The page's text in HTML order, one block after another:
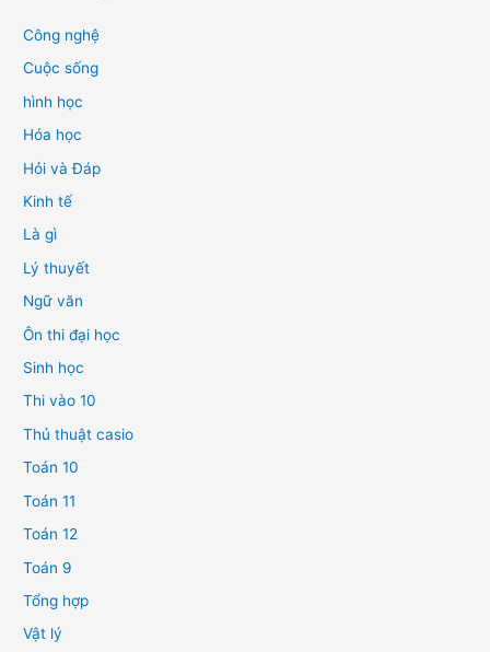
Công nghệ
Cuộc sống
hình học
Hóa học
Hỏi và Đáp
Kinh tế
Là gì
Lý thuyết
Ngữ văn
Ôn thi đại học
Sinh học
Thi vào 10
Thủ thuật casio
Toán 10
Toán 11
Toán 12
Toán 9
Tổng hợp
Vật lý